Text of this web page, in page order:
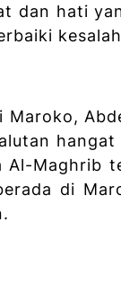
dan hati
Maghrib
di